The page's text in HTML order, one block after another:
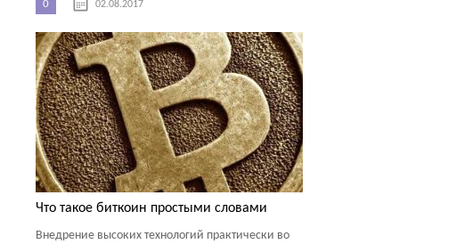
0 02.08.2017
Что такое биткоин простыми словами
Внедрение высоких технологий практически во